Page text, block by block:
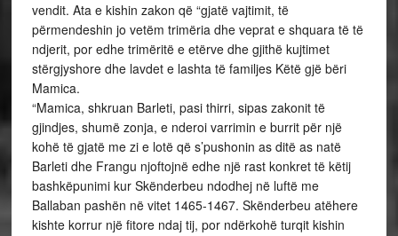
vendit. Ata e kishin zakon që “gjatë vajtimit, të
përmendeshin jo vetëm trimëria dhe veprat e shquara të të
ndjerit, por edhe trimëritë e etërve dhe gjithë kujtimet
stërgjyshore dhe lavdet e lashta të familjes Këtë gjë bëri
Mamica.
“Mamica, shkruan Barleti, pasi thirri, sipas zakonit të
gjindjes, shumë zonja, e nderoi varrimin e burrit për një
kohë të gjatë me zi e lotë që s’pushonin as ditë as natë
Barleti dhe Frangu njoftojnë edhe një rast konkret të këtij
bashkëpunimi kur Skënderbeu ndodhej në luftë me
Ballaban pashën në vitet 1465-1467. Skënderbeu atëhere
kishte korrur një fitore ndaj tij, por ndërkohë turqit kishin